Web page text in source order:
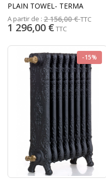
PLAIN TOWEL- TERMA
A partir de : 2 156,00 €TTC
1 296,00 €TTC
-15%